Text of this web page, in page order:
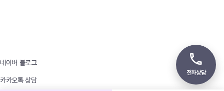
네이버 블로그
카카오톡 상담
전화상담